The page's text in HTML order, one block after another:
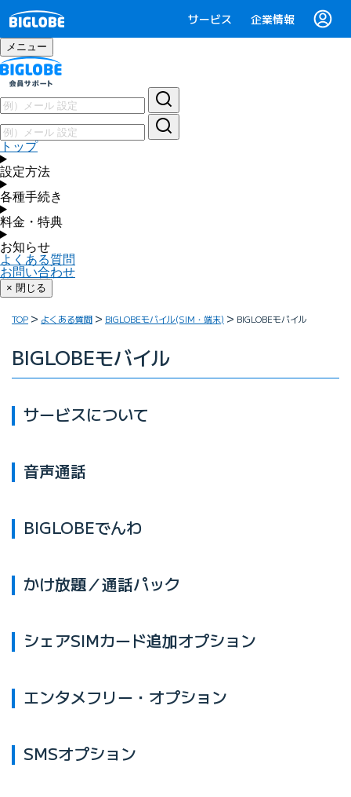
サービス 企業情報
メニュー
トップ
設定方法
各種手続き
料金・特典
お知らせ
よくある質問
お問い合わせ
× 閉じる
TOP よくある質問 BIGLOBEモバイル(SIM・端末) BIGLOBEモバイル
BIGLOBEモバイル
サービスについて
音声通話
BIGLOBEでんわ
かけ放題／通話パック
シェアSIMカード追加オプション
エンタメフリー・オプション
SMSオプション